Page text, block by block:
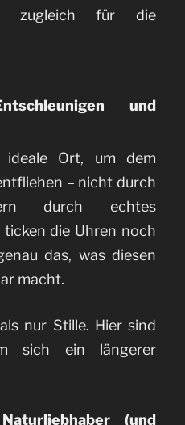
zugleich für die
und
Ort, um dem
– nicht durch
durch echtes
ticken die Uhren noch
das, was diesen
macht.
nur Stille. Hier sind
sich ein längerer
(und